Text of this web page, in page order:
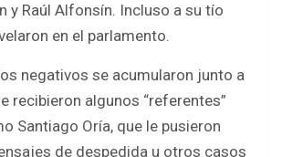
y Raúl Alfonsín. Incluso a su tío
en el parlamento.
negativos se acumularon junto a
recibieron algunos “referentes”
Santiago Oría, que le pusieron
de despedida u otros casos